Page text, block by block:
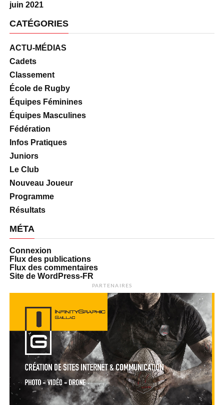
juin 2021
CATÉGORIES
ACTU-MÉDIAS
Cadets
Classement
École de Rugby
Équipes Féminines
Équipes Masculines
Fédération
Infos Pratiques
Juniors
Le Club
Nouveau Joueur
Programme
Résultats
MÉTA
Connexion
Flux des publications
Flux des commentaires
Site de WordPress-FR
PARTENAIRES